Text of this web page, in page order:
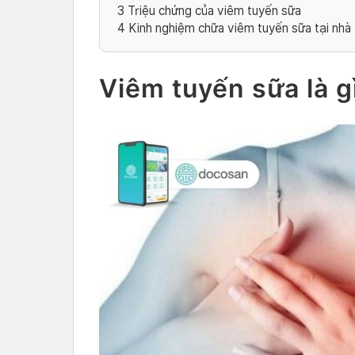
3 Triệu chứng của viêm tuyến sữa
4 Kinh nghiệm chữa viêm tuyến sữa tại nhà
Viêm tuyến sữa là